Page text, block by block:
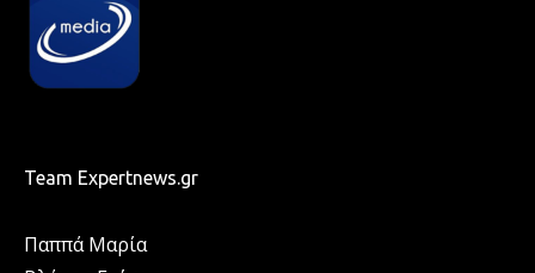
Team Expertnews.gr
Παππά Μαρία